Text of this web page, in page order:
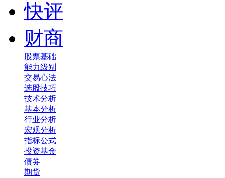
快评
财商
股票基础
能力级别
交易心法
选股技巧
技术分析
基本分析
行业分析
宏观分析
指标公式
投资基金
债券
期货